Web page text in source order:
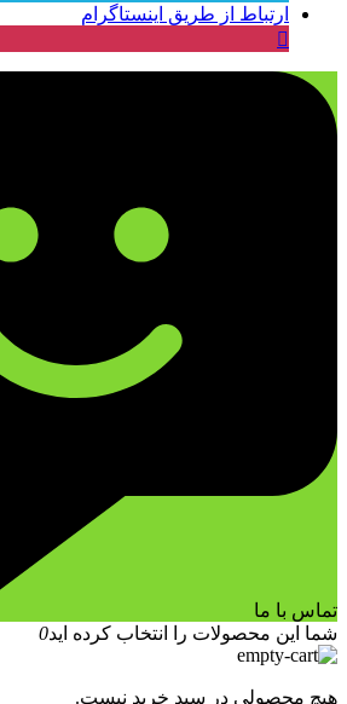
ارتباط از طریق اینستاگرام
تماس با ما
شما این محصولات را انتخاب کرده اید0
هیچ محصولی در سبد خرید نیست.